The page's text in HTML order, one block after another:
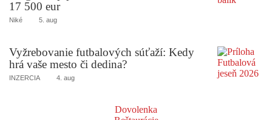
17 500 eur
Niké 5. aug
Vyžrebovanie futbalových súťaží: Kedy
hrá vaše mesto či dedina?
INZERCIA 4. aug
Dovolenka